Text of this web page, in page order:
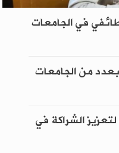
في الجامعات
من الجامعات
الشراكة في